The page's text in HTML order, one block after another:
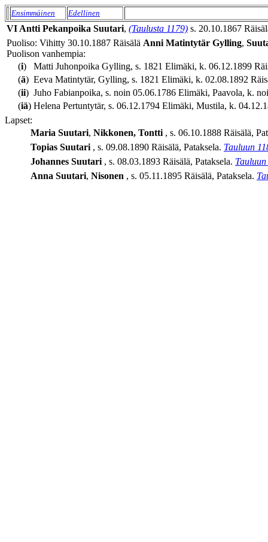
Ensimmäinen Edellinen
VI Antti Pekanpoika Suutari, (Taulusta 1179) s. 20.10.1867
Puoliso: Vihitty 30.10.1887 Räisälä Anni Matintytär Gylling,
Puolison vanhempia:
(i)
Matti Juhonpoika Gylling, s. 1821 Elimäki, k. 06.12.1899
(ä) Eeva Matintytär, Gylling, s. 1821 Elimäki, k. 02.08.1892
(ii) Juho Fabianpoika, s. noin 05.06.1786 Elimäki, Paavola, k.
(iä) Helena Pertuntytär, s. 06.12.1794 Elimäki, Mustila, k.
Lapset:
Maria Suutari, Nikkonen, Tontti , s. 06.10.1888 Räisälä,
Topias Suutari , s. 09.08.1890 Räisälä, Pataksela. Tauluun
Johannes Suutari , s. 08.03.1893 Räisälä, Pataksela.
Anna Suutari, Nisonen , s. 05.11.1895 Räisälä, Pataksela.